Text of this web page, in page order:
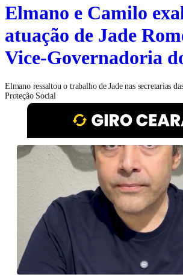
Elmano e Camilo
atuação de Jade
Vice-Governadoria
Elmano ressaltou o trabalho de Jade nas secretarias
Proteção Social